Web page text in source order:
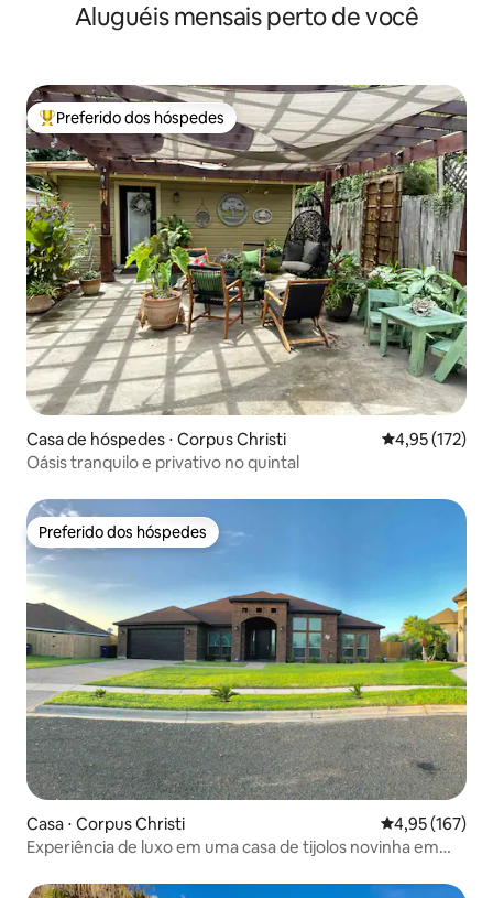
Aluguéis mensais perto de você
Entre os melhores preferidos dos hóspedes
Preferido dos hóspedes
Casa de hóspedes ⋅ Corpus Christi 4,95 de uma
4,95 (172)
Oásis tranquilo e privativo no quintal
Preferido dos hóspedes
Preferido dos hóspedes
Casa ⋅ Corpus Christi 4,95 de uma
4,95 (167)
Experiência de luxo em uma casa de tijolos novinha em